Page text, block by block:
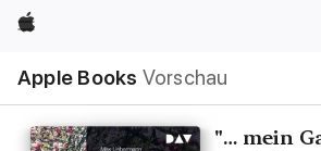
Apple
Apple Books Vorschau
Navigation
Menü
öffnen
"… mein